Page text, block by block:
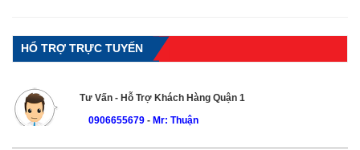
HỔ TRỢ TRỰC TUYẾN
Tư Vấn - Hỗ Trợ Khách Hàng Quận 1
0906655679 - Mr: Thuận